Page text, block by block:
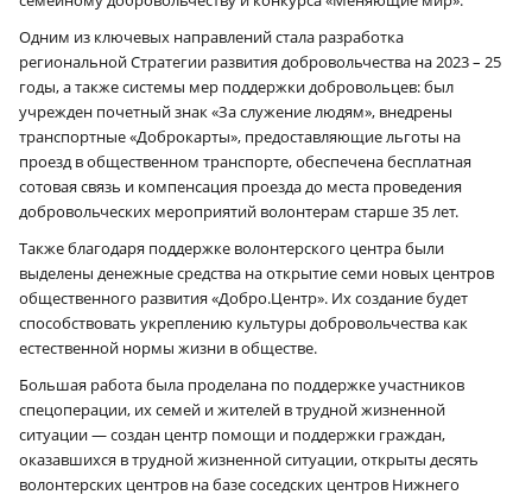
Одним из ключевых направлений стала разработка
региональной Стратегии развития добровольчества на 2023 – 25
годы, а также системы мер поддержки добровольцев: был
учрежден почетный знак «За служение людям», внедрены
транспортные «Доброкарты», предоставляющие льготы на
проезд в общественном транспорте, обеспечена бесплатная
сотовая связь и компенсация проезда до места проведения
добровольческих мероприятий волонтерам старше 35 лет.
Также благодаря поддержке волонтерского центра были
выделены денежные средства на открытие семи новых центров
общественного развития «Добро.Центр». Их создание будет
способствовать укреплению культуры добровольчества как
естественной нормы жизни в обществе.
Большая работа была проделана по поддержке участников
спецоперации, их семей и жителей в трудной жизненной
ситуации — создан центр помощи и поддержки граждан,
оказавшихся в трудной жизненной ситуации, открыты десять
волонтерских центров на базе соседских центров Нижнего